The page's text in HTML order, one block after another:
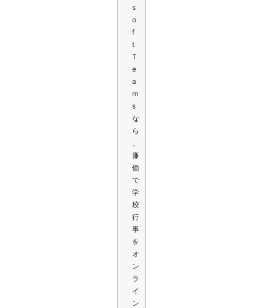
s
o
f
t
T
e
a
m
s
な
ら
、
廉
価
で
学
校
行
事
を
オ
ン
ラ
イ
ン